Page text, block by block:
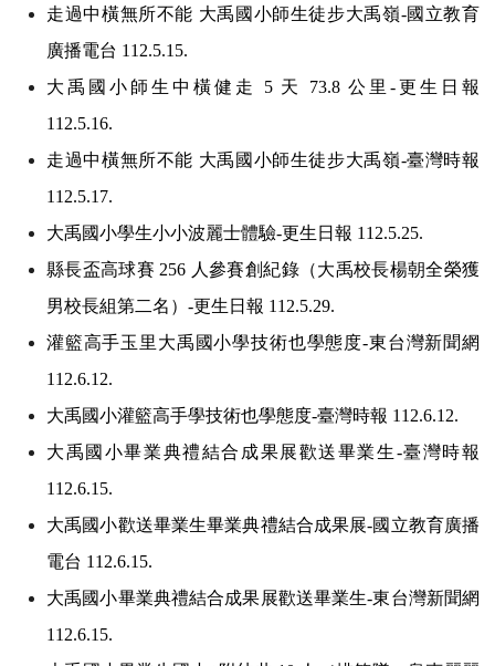
走過中橫無所不能 大禹國小師生徒步大禹嶺-國立教育
廣播電台 112.5.15.
大禹國小師生中橫健走 5 天 73.8 公里-更生日報
112.5.16.
走過中橫無所不能 大禹國小師生徒步大禹嶺-臺灣時報
112.5.17.
大禹國小學生小小波麗士體驗-更生日報 112.5.25.
縣長盃高球賽 256 人參賽創紀錄（大禹校長楊朝全榮獲
男校長組第二名）-更生日報 112.5.29.
灌籃高手玉里大禹國小學技術也學態度-東台灣新聞網
112.6.12.
大禹國小灌籃高手學技術也學態度-臺灣時報 112.6.12.
大禹國小畢業典禮結合成果展歡送畢業生-臺灣時報
112.6.15.
大禹國小歡送畢業生畢業典禮結合成果展-國立教育廣播
電台 112.6.15.
大禹國小畢業典禮結合成果展歡送畢業生-東台灣新聞網
112.6.15.